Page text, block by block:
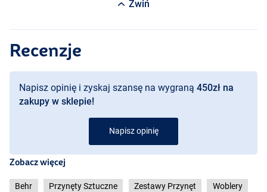
Zwiń
Recenzje
Napisz opinię i zyskaj szansę na wygraną 450zł na
zakupy w sklepie!
Napisz opinię
Zobacz więcej
Behr Przynęty Sztuczne Zestawy Przynęt Woblery